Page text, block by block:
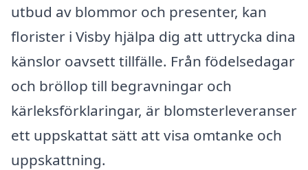
utbud av blommor och presenter, kan
florister i Visby hjälpa dig att uttrycka dina
känslor oavsett tillfälle. Från födelsedagar
och bröllop till begravningar och
kärleksförklaringar, är blomsterleveranser
ett uppskattat sätt att visa omtanke och
uppskattning.